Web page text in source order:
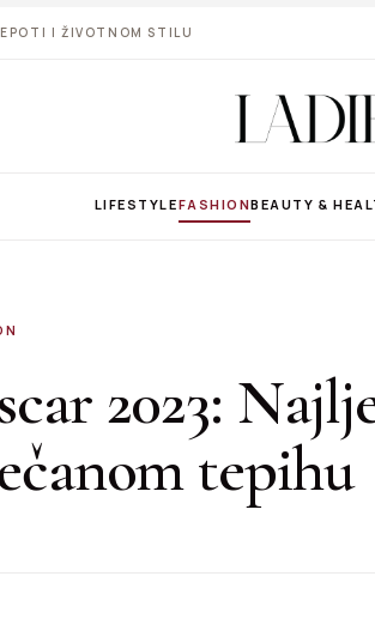
I ŽIVOTNOM STILU
LIFESTYLEFASHIONBEAUTY &
2023:
tepihu